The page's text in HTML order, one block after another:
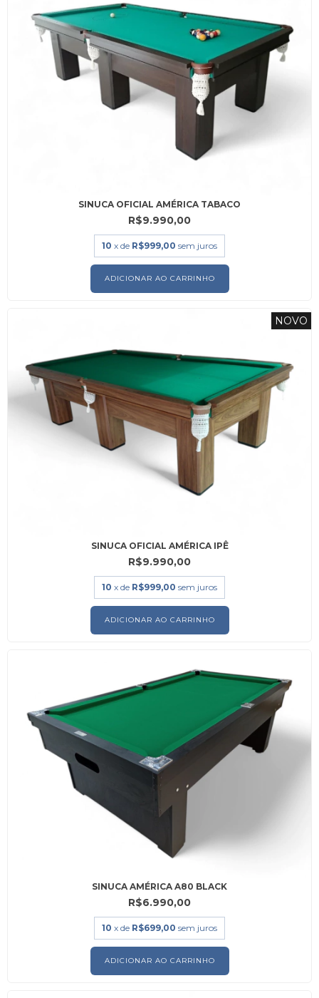
SINUCA OFICIAL AMÉRICA TABACO
R$9.990,00
10 x de R$999,00 sem juros
ADICIONAR AO CARRINHO
NOVO
SINUCA OFICIAL AMÉRICA IPÊ
R$9.990,00
10 x de R$999,00 sem juros
ADICIONAR AO CARRINHO
SINUCA AMÉRICA A80 BLACK
R$6.990,00
10 x de R$699,00 sem juros
ADICIONAR AO CARRINHO